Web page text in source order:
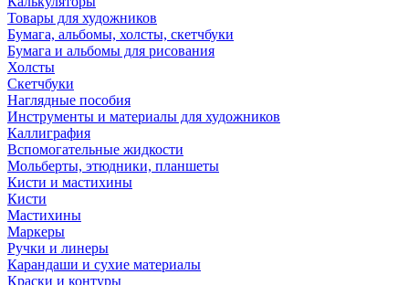
Товары для художников
Бумага, альбомы, холсты, скетчбуки
Бумага и альбомы для рисования
Холсты
Скетчбуки
Наглядные пособия
Инструменты и материалы для художников
Каллиграфия
Вспомогательные жидкости
Мольберты, этюдники, планшеты
Кисти и мастихины
Кисти
Мастихины
Маркеры
Ручки и линеры
Карандаши и сухие материалы
Краски и контуры